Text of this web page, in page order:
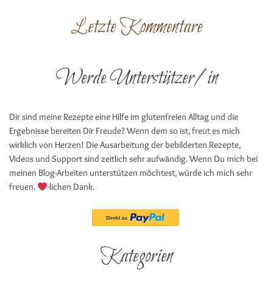
Letzte Kommentare
Werde Unterstützer/in
Dir sind meine Rezepte eine Hilfe im glutenfreien Alltag und die
Ergebnisse bereiten Dir Freude? Wenn dem so ist, freut es mich
wirklich von Herzen! Die Ausarbeitung der bebilderten Rezepte,
Videos und Support sind zeitlich sehr aufwändig. Wenn Du mich bei
meinen Blog-Arbeiten unterstützen möchtest, würde ich mich sehr
freuen.
-lichen Dank.
Kategorien